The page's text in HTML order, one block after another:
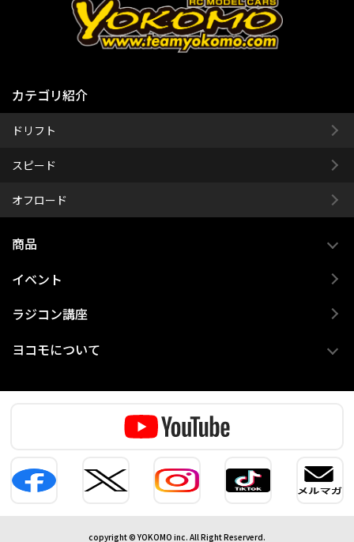
カテゴリ紹介
ドリフト
スピード
オフロード
商品
イベント
ラジコン講座
ヨコモについて
copyright © YOKOMO inc. All Right Reserverd.